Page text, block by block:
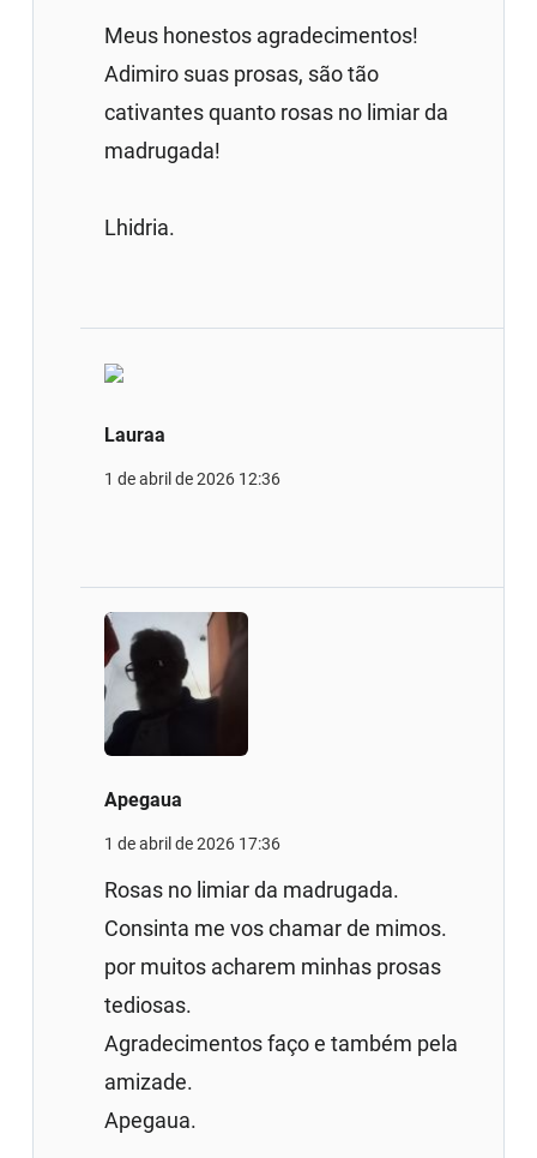
Meus honestos agradecimentos!
Adimiro suas prosas, são tão
cativantes quanto rosas no limiar da
madrugada!
Lhidria.
Lauraa
1 de abril de 2026 12:36
Apegaua
1 de abril de 2026 17:36
Rosas no limiar da madrugada.
Consinta me vos chamar de mimos.
por muitos acharem minhas prosas
tediosas.
Agradecimentos faço e também pela
amizade.
Apegaua.